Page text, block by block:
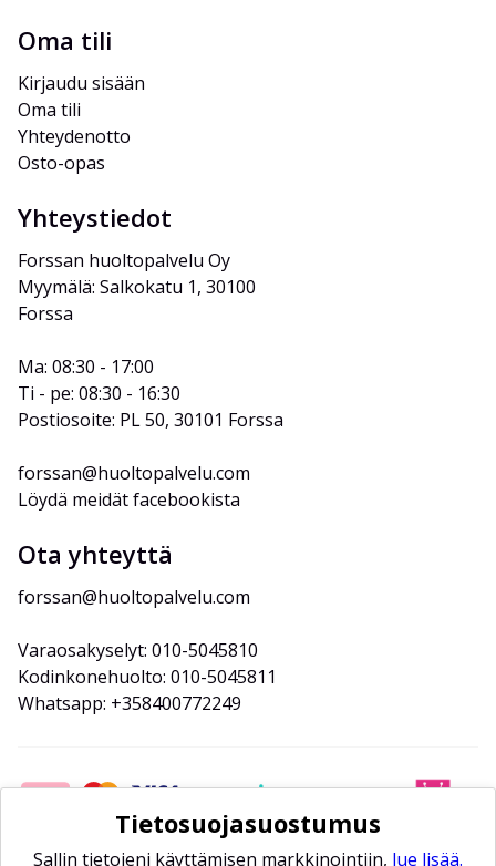
Oma tili
Kirjaudu sisään
Oma tili
Yhteydenotto
Osto-opas
Yhteystiedot
Forssan huoltopalvelu Oy
Myymälä: Salkokatu 1, 30100
Forssa
Ma: 08:30 - 17:00
Ti - pe: 08:30 - 16:30
Postiosoite: PL 50, 30101 Forssa
forssan@huoltopalvelu.com
Löydä meidät facebookista
Ota yhteyttä
forssan@huoltopalvelu.com
Varaosakyselyt: 010-5045810
Kodinkonehuolto: 010-5045811
Whatsapp: +358400772249
Tietosuojasuostumus
Sallin tietojeni käyttämisen markkinointiin, lue lisää.